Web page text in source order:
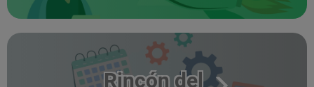
Rincón del